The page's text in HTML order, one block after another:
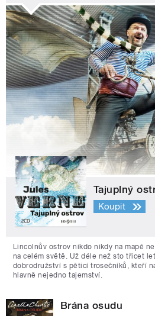
Tajuplný
Koupit
Lincolnův ostrov nikdo nikdy na mapě
na celém světě. Už déle než sto třicet
dobrodružství s pěticí trosečníků, kteří
hlavně nejedno tajemství.
Brána osudu